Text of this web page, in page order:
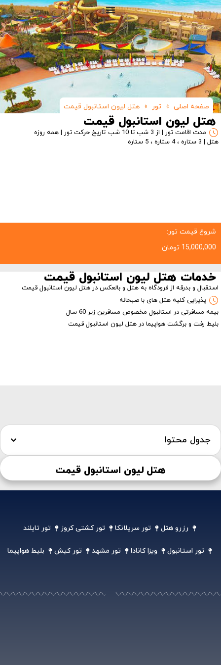
صفحه اصلی » تور » هتل لیون استانبول قیمت
هتل لیون استانبول قیمت
مدت اقامت تور | از 3 شب تا 10 شب
تاریخ حرکت تور | همه روزه
هتل | 3 ستاره ، 4 ستاره ، 5 ستاره
شروع قیمت تور:
15,000,000 تومان
خدمات هتل لیون استانبول قیمت
استقبال و بدرقه از فرودگاه به هتل و بالعکس در هتل لیون استانبول قیمت
پذیرایی کلیه هتل های با صبحانه
بیمه مسافرتی در استانبول مخصوص مسافرین زیر 60 سال
بلیط رفت و برگشت هواپیما در هتل لیون استانبول قیمت
جدول محتوا
هتل لیون استانبول قیمت
رزرو هتل تور سریلانکا تور کشتی کروز تور تایلند
تور استانبول ویزا کانادا تور مشهد تور کیش بلیط هواپیما